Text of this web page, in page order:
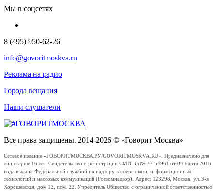
Мы в соцсетях
8 (495) 950-62-26
info@govoritmoskva.ru
Реклама на радио
Города вещания
Наши слушатели
Все права защищены. 2014-2026 © «Говорит Москва»
Сетевое издание «ГОВОРИТМОСКВА.РУ/GOVORITMOSKVA.RU». Предназначено для
лиц старше 16 лет. Свидетельство о регистрации СМИ Эл № 77-64961 от 04 марта 2016
года выдано Федеральной службой по надзору в сфере связи, информационных
технологий и массовых коммуникаций (Роскомнадзор). Адрес: 123298, Москва, ул. 3-я
Хорошевская, дом 12, пом. 22. Учредитель Общество с ограниченной ответственностью